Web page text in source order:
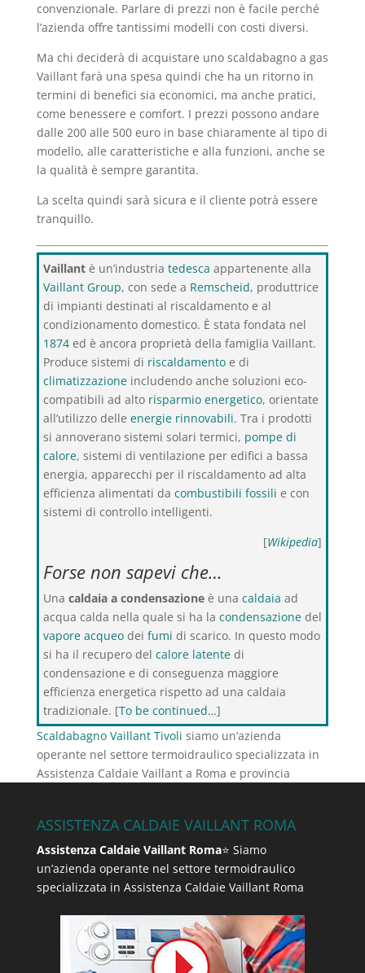
convenzionale. Parlare di prezzi non è facile perché
l’azienda offre tantissimi modelli con costi diversi.
Ma chi deciderà di acquistare uno scaldabagno a gas
Vaillant farà una spesa quindi che ha un ritorno in
termini di benefici sia economici, ma anche pratici,
come benessere e comfort. I prezzi possono andare
dalle 200 alle 500 euro in base chiaramente al tipo di
modello, alle caratteristiche e alla funzioni, anche se
la qualità è sempre garantita.
La scelta quindi sarà sicura e il cliente potrà essere
tranquillo.
Vaillantè un’industria tedesca appartenente alla
Vaillant Group, con sede a Remscheid, produttrice
di impianti destinati al riscaldamento e al
condizionamento domestico. È stata fondata nel
1874ed è ancora proprietà della famiglia Vaillant.
Produce sistemi di riscaldamentoe di
climatizzazioneincludendo anche soluzioni eco-
compatibili ad alto risparmio energetico, orientate
all’utilizzo delle energie rinnovabili. Tra i prodotti
si annoverano sistemi solari termici, pompe di
calore, sistemi di ventilazione per edifici a bassa
energia, apparecchi per il riscaldamento ad alta
efficienza alimentati da combustibili fossili e con
sistemi di controllo intelligenti.
[Wikipedia]
Forse non sapevi che…
Una caldaia a condensazioneè una caldaia ad
acqua calda nella quale si ha la condensazionedel
vapore acqueodei fumi di scarico. In questo modo
si ha il recupero del calore latentedi
condensazione e di conseguenza maggiore
efficienza energetica rispetto ad una caldaia
tradizionale. [To be continued…]
Scaldabagno Vaillant Tivoli siamo un’azienda
operante nel settore termoidraulico specializzata in
Assistenza Caldaie Vaillant a Roma e provincia
ASSISTENZA CALDAIE VAILLANT ROMA
Assistenza Caldaie Vaillant Roma⭐ Siamo
un’azienda operante nel settore termoidraulico
specializzata in Assistenza Caldaie Vaillant Roma